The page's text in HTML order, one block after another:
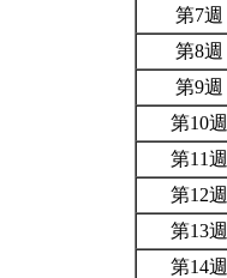
第7週
第8週
第9週
第10週
第11週
第12週
第13週
第14週